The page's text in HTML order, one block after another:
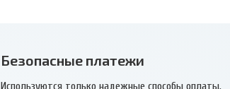
Безопасные платежи
Используются только надежные способы оплаты.